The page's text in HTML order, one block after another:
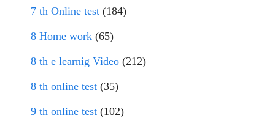
7 th Online test (184)
8 Home work (65)
8 th e learnig Video (212)
8 th online test (35)
9 th online test (102)